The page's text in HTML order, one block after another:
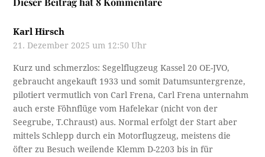
Karl Hirsch
21. Dezember 2025 um 12:50 Uhr
Kurz und schmerzlos: Segelflugzeug Kassel 20 OE-JVO,
gebraucht angekauft 1933 und somit Datumsuntergrenze,
pilotiert vermutlich von Carl Frena, Carl Frena unternahm
auch erste Föhnflüge vom Hafelekar (nicht von der
Seegrube, T.Chraust) aus. Normal erfolgt der Start aber
mittels Schlepp durch ein Motorflugzeug, meistens die
öfter zu Besuch weilende Klemm D-2203 bis in für